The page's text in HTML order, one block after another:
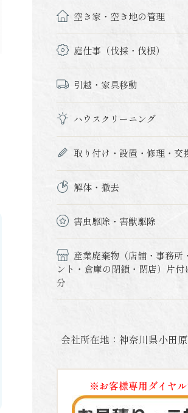
空き家・空き地の管理
庭仕事（伐採・伐根）
引越・家具移動
ハウスクリーニング
取り付け・設置・修理・交
解体・撤去
害虫駆除・害獣駆除
産業廃棄物（店舗・事務所
ント・倉庫の閉鎖・閉店）片付
分
会社所在地：神奈川県小田
※お客様専用ダイヤ